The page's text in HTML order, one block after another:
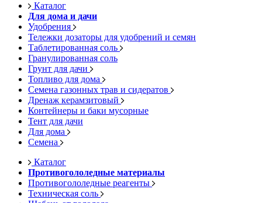
Каталог
Для дома и дачи
Удобрения
Тележки дозаторы для удобрений и семян
Таблетированная соль
Гранулированная соль
Грунт для дачи
Топливо для дома
Семена газонных трав и сидератов
Дренаж керамзитовый
Контейнеры и баки мусорные
Тент для дачи
Для дома
Семена
Каталог
Противогололедные материалы
Противогололедные реагенты
Техническая соль